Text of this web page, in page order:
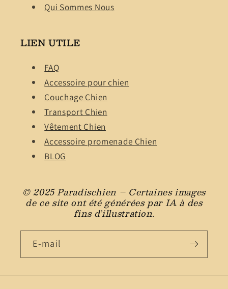
Qui Sommes Nous
LIEN UTILE
FAQ
Accessoire pour chien
Couchage Chien
Transport Chien
Vêtement Chien
Accessoire promenade Chien
BLOG
© 2025 Paradischien – Certaines images
de ce site ont été générées par IA à des
fins d’illustration.
E-mail